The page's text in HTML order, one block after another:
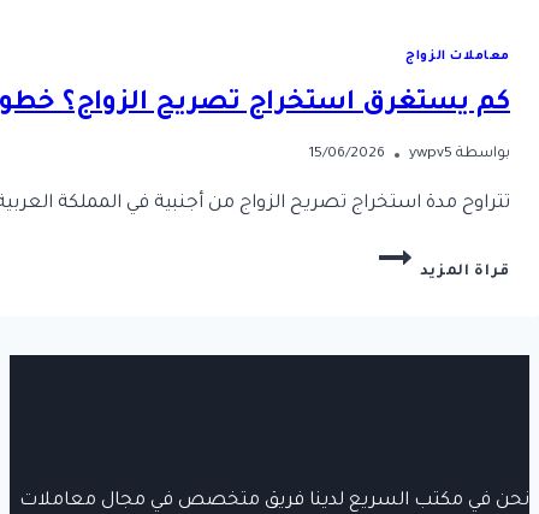
معاملات الزواج
كم يستغرق استخراج تصريح الزواج؟
بواسطة ywpv5
15/06/2026
​تتراوح مدة استخراج تصريح الزواج من أجنبية في المملكة العربية السعودية بين 15 إلى 45 يوم عمل، وتختلف هذه المدة الزمنية بناءً على مسار المعاملة الإدارية (سواء كانت عبر إمارة المنطقة مباشرة أو استدعت الرفع لديوان وزارة الداخلية) ومدى جاهزية التقارير الطبية والمسوغات الاجتماعية
قراة المزيد
كم
يستغرق
الزواج؟
نحن في مكتب السريع لدينا فريق متخصص في مجال معاملات